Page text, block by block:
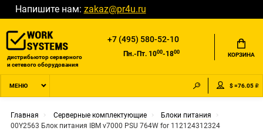
Напишите нам: zakaz@pr4u.ru
дистрибьютор серверного
и сетевого оборудования
+7 (495) 580-52-10
Пн.-Пт. 1000-1800 КОРЗИНА
МЕНЮ $ =76.05 ₽
Главная Серверные комплектующие
Блоки питания
00Y2563 Блок питания IBM v7000 PSU 764W for 112124312324